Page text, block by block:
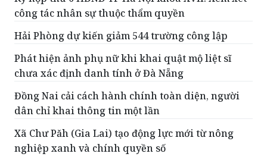
Kỳ họp thứ 6 HĐND TP Hà Nội khóa XVII: Xem xét
công tác nhân sự thuộc thẩm quyền
Hải Phòng dự kiến giảm 544 trường công lập
Phát hiện ảnh phụ nữ khi khai quật mộ liệt sĩ
chưa xác định danh tính ở Đà Nẵng
Đồng Nai cải cách hành chính toàn diện, người
dân chỉ khai thông tin một lần
Xã Chư Păh (Gia Lai) tạo động lực mới từ nông
nghiệp xanh và chính quyền số